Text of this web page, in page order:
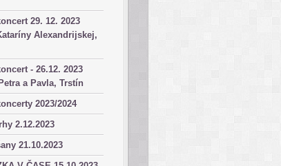
29. 12. 2023
Alexandrijskej,
- 26.12. 2023
a Pavla, Trstín
2023/2024
2.12.2023
21.10.2023